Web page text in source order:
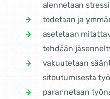
alennetaan
todetaan ja
asetetaan
tehdään
vakuutetaan
sitoutumisesta
parannetaan